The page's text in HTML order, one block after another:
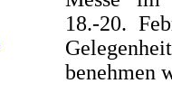
18.-20.
benehmen